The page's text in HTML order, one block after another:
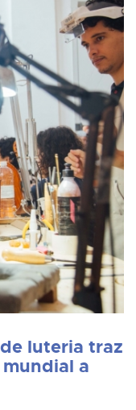
luteria traz
a